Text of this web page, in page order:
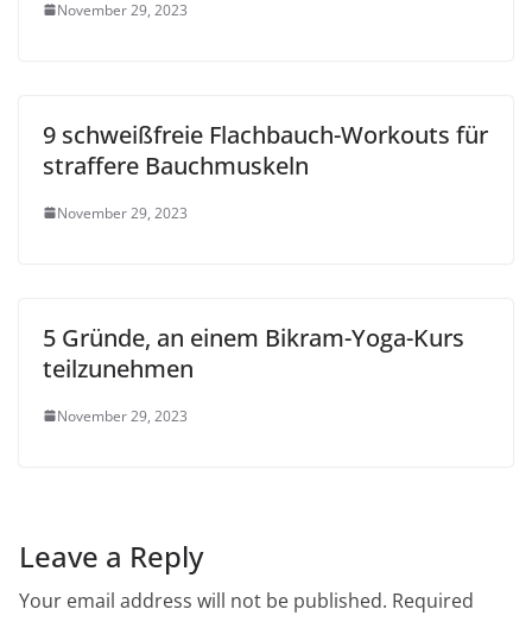
November 29, 2023
9 schweißfreie Flachbauch-Workouts für
straffere Bauchmuskeln
November 29, 2023
5 Gründe, an einem Bikram-Yoga-Kurs
teilzunehmen
November 29, 2023
Leave a Reply
Your email address will not be published. Required